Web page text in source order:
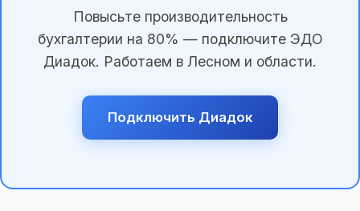
Повысьте производительность
бухгалтерии на 80% — подключите ЭДО
Диадок. Работаем в Лесном и области.
Подключить Диадок